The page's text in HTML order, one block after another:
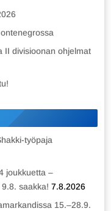
II divisioonan ohjelmat
työpaja
joukkuetta –
saakka! 7.8.2026
15.–28.9.